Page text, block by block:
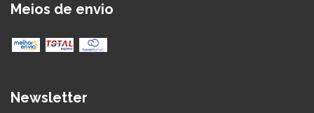
Meios de envio
Newsletter